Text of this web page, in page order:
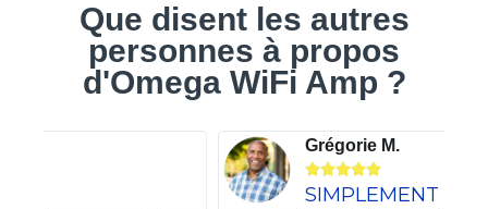
Que disent les autres
personnes à propos
d'Omega WiFi Amp ?
SIMPLEMENT GÉNIAL !